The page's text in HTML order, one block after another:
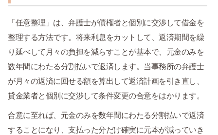
「任意整理」は、弁護士が債権者と個別に交渉して借金を
整理する方法です。将来利息をカットして、返済期間を繰
り延べして月々の負担を減らすことが基本で、元金のみを
数年間にわたる分割払いで返済します。当事務所の弁護士
が月々の返済に回せる額を算出して返済計画を引き直し、
貸金業者と個別に交渉して条件変更の合意をはかります。
合意に至れば、元金のみを数年間にわたる分割払いで返済
することになり、支払った分だけ確実に元本が減っていき